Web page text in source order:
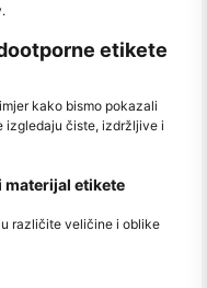
etikete
kako bismo pokazali
izgledaju čiste, izdržljive i
materijal etikete
različite veličine i oblike